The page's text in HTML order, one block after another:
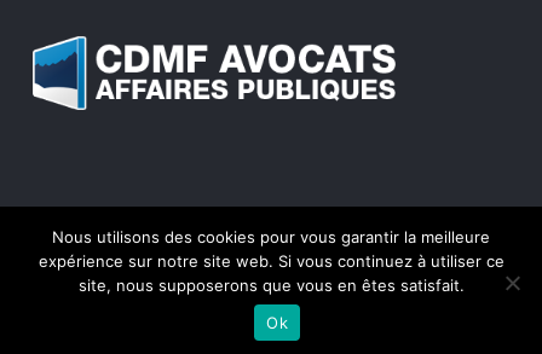
© 2026 CDMF Avocats Affaires Publiques.
Nous utilisons des cookies pour vous garantir la meilleure
expérience sur notre site web. Si vous continuez à utiliser ce
site, nous supposerons que vous en êtes satisfait.
Ok